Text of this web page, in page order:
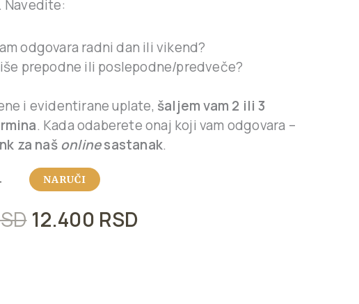
Navedite:
odgovara radni dan ili vikend?
prepodne ili poslepodne/predveče?
i evidentirane uplate, šaljem vam 2 ili 3
. Kada odaberete onaj koji vam odgovara –
za naš onlinesastanak.
NARUČI
12.400 RSD